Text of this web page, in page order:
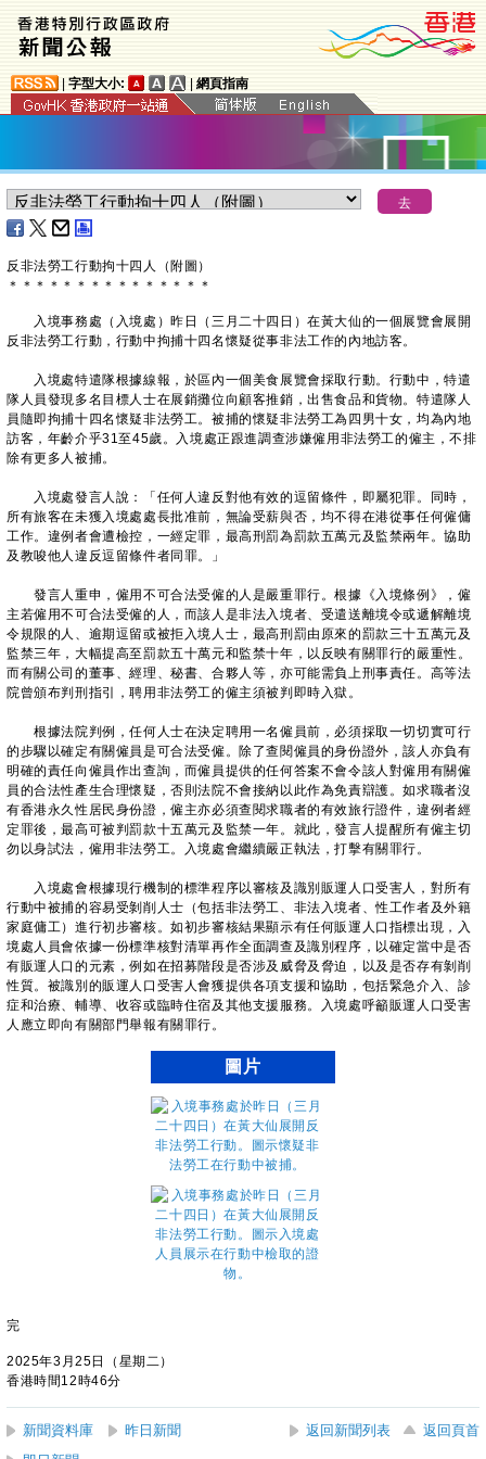
字型大小: 網頁指南
反非法勞工行動拘十四人（附圖）
＊ ＊ ＊ ＊ ＊ ＊ ＊ ＊ ＊ ＊ ＊ ＊ ＊ ＊ ＊
入境事務處（入境處）昨日（三月二十四日）在黃大仙的一個展覽會展開
反非法勞工行動，行動中拘捕十四名懷疑從事非法工作的內地訪客。
入境處特遣隊根據線報，於區內一個美食展覽會採取行動。行動中，特遣
隊人員發現多名目標人士在展銷攤位向顧客推銷，出售食品和貨物。特遣隊人
員隨即拘捕十四名懷疑非法勞工。被捕的懷疑非法勞工為四男十女，均為內地
訪客，年齡介乎31至45歲。入境處正跟進調查涉嫌僱用非法勞工的僱主，不排
除有更多人被捕。
入境處發言人說：「任何人違反對他有效的逗留條件，即屬犯罪。同時，
所有旅客在未獲入境處處長批准前，無論受薪與否，均不得在港從事任何僱傭
工作。違例者會遭檢控，一經定罪，最高刑罰為罰款五萬元及監禁兩年。協助
及教唆他人違反逗留條件者同罪。」
發言人重申，僱用不可合法受僱的人是嚴重罪行。根據《入境條例》，僱
主若僱用不可合法受僱的人，而該人是非法入境者、受遣送離境令或遞解離境
令規限的人、逾期逗留或被拒入境人士，最高刑罰由原來的罰款三十五萬元及
監禁三年，大幅提高至罰款五十萬元和監禁十年，以反映有關罪行的嚴重性。
而有關公司的董事、經理、秘書、合夥人等，亦可能需負上刑事責任。高等法
院曾頒布判刑指引，聘用非法勞工的僱主須被判即時入獄。
根據法院判例，任何人士在決定聘用一名僱員前，必須採取一切切實可行
的步驟以確定有關僱員是可合法受僱。除了查閱僱員的身份證外，該人亦負有
明確的責任向僱員作出查詢，而僱員提供的任何答案不會令該人對僱用有關僱
員的合法性產生合理懷疑，否則法院不會接納以此作為免責辯護。如求職者沒
有香港永久性居民身份證，僱主亦必須查閱求職者的有效旅行證件，違例者經
定罪後，最高可被判罰款十五萬元及監禁一年。就此，發言人提醒所有僱主切
勿以身試法，僱用非法勞工。入境處會繼續嚴正執法，打擊有關罪行。
入境處會根據現行機制的標準程序以審核及識別販運人口受害人，對所有
行動中被捕的容易受剝削人士（包括非法勞工、非法入境者、性工作者及外籍
家庭傭工）進行初步審核。如初步審核結果顯示有任何販運人口指標出現，入
境處人員會依據一份標準核對清單再作全面調查及識別程序，以確定當中是否
有販運人口的元素，例如在招募階段是否涉及威脅及脅迫，以及是否存有剝削
性質。被識別的販運人口受害人會獲提供各項支援和協助，包括緊急介入、診
症和治療、輔導、收容或臨時住宿及其他支援服務。入境處呼籲販運人口受害
人應立即向有關部門舉報有關罪行。
圖片
完
2025年3月25日（星期二）
香港時間12時46分
新聞資料庫 昨日新聞 返回新聞列表
返回頁首